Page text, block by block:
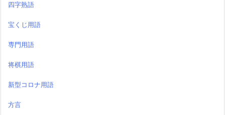
四字熟語
宝くじ用語
専門用語
将棋用語
新型コロナ用語
方言